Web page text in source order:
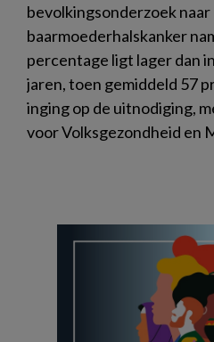
bevolkingsonderzoek naar
baarmoederhalskanker
percentage ligt lager dan
jaren, toen gemiddeld 57
inging op de uitnodiging,
voor Volksgezondheid en